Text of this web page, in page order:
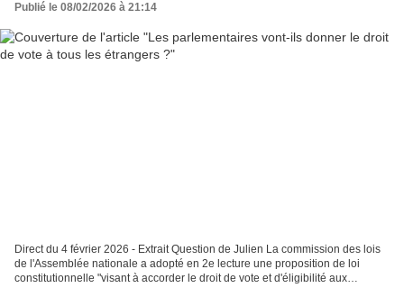
Publié le 08/02/2026 à 21:14
Direct du 4 février 2026 - Extrait Question de Julien La commission des lois
de l'Assemblée nationale a adopté en 2e lecture une proposition de loi
constitutionnelle "visant à accorder le droit de vote et d'éligibilité aux